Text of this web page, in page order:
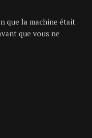
que la machine était
que vous ne